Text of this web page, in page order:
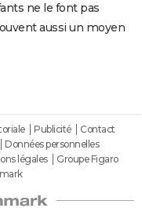
ne le font pas
aussi un moyen
Publicité
Contact
Données personnelles
légales
Groupe Figaro